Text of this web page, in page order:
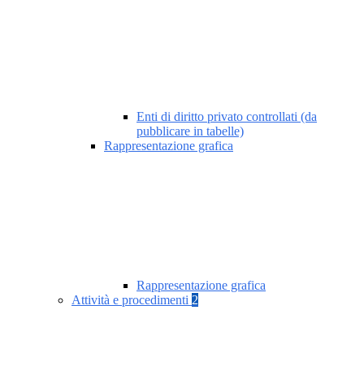
Enti di diritto privato controllati (da
pubblicare in tabelle)
Rappresentazione grafica
Rappresentazione grafica
Attività e procedimenti 2